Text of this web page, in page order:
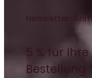
Newsletter-
5 % für
Bestellung *